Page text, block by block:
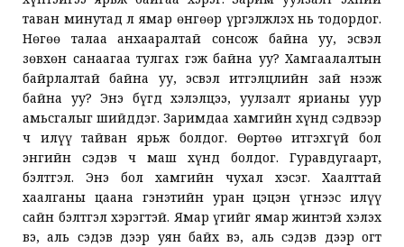
таван минутад л ямар өнгөөр үргэлжлэх нь тодордог.
Нөгөө талаа анхааралтай сонсож байна уу, эсвэл
зөвхөн санаагаа тулгах гэж байна уу? Хамгаалалтын
байрлалтай байна уу, эсвэл итгэлцлийн зай нээж
байна уу? Энэ бүгд хэлэлцээ, уулзалт ярианы уур
амьсгалыг шийддэг. Заримдаа хамгийн хүнд сэдвээр
ч илүү тайван ярьж болдог. Өөртөө итгэхгүй бол
энгийн сэдэв ч маш хүнд болдог. Гуравдугаарт,
бэлтгэл. Энэ бол хамгийн чухал хэсэг. Хаалттай
хаалганы цаана гэнэтийн уран цэцэн үгнээс илүү
сайн бэлтгэл хэрэгтэй. Ямар үгийг ямар жинтэй хэлэх
вэ, аль сэдэв дээр уян байх вэ, аль сэдэв дээр огт